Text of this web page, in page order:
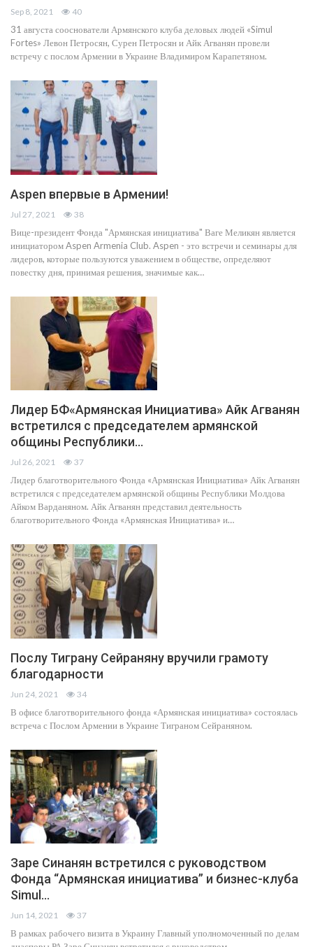
Sep 8, 2021 40
31 августа сооснователи Армянского клуба деловых людей «Simul
Fortes» Левон Петросян, Сурен Петросян и Айк Агванян провели
встречу с послом Армении в Украине Владимиром Карапетяном.
Aspen впервые в Армении!
Jul 27, 2021 38
Вице-президент Фонда "Армянская инициатива" Ваге Меликян является
инициатором Aspen Armenia Club. Aspen - это встречи и семинары для
лидеров, которые пользуются уважением в обществе, определяют
повестку дня, принимая решения, значимые как…
Лидер БФ«Армянская Инициатива» Айк Агванян
встретился с председателем армянской
общины Республики…
Jul 26, 2021 37
Лидер благотворительного Фонда «Армянская Инициатива» Айк Агванян
встретился с председателем армянской общины Республики Молдова
Айком Варданяном. Айк Агванян представил деятельность
благотворительного Фонда «Армянская Инициатива» и…
Послу Тиграну Сейраняну вручили грамоту
благодарности
Jun 24, 2021 34
В офисе благотворительного фонда «Армянская инициатива» состоялась
встреча с Послом Армении в Украине Тиграном Сейраняном.
Заре Синанян встретился с руководством
Фонда “Армянская инициатива” и бизнес-клуба
Simul…
Jun 14, 2021 37
В рамках рабочего визита в Украину Главный уполномоченный по делам